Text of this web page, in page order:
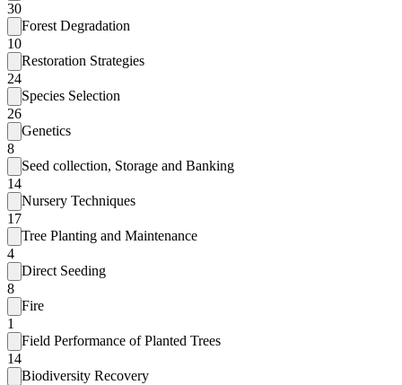
30
Forest Degradation
10
Restoration Strategies
24
Species Selection
26
Genetics
8
Seed collection, Storage and Banking
14
Nursery Techniques
17
Tree Planting and Maintenance
4
Direct Seeding
8
Fire
1
Field Performance of Planted Trees
14
Biodiversity Recovery